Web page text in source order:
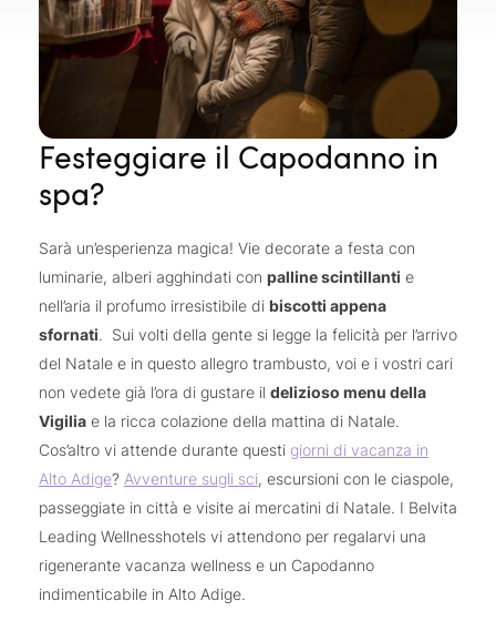
Festeggiare il Capodanno in
spa?
Sarà un’esperienza magica! Vie decorate a festa con
luminarie, alberi agghindati con palline scintillanti e
nell’aria il profumo irresistibile di biscotti appena
sfornati. Sui volti della gente si legge la felicità per l’arrivo
del Natale e in questo allegro trambusto, voi e i vostri cari
non vedete già l’ora di gustare il delizioso menu della
Vigilia e la ricca colazione della mattina di Natale.
Cos’altro vi attende durante questi giorni di vacanza in
Alto Adige? Avventure sugli sci, escursioni con le ciaspole,
passeggiate in città e visite ai mercatini di Natale. I Belvita
Leading Wellnesshotels vi attendono per regalarvi una
rigenerante vacanza wellness e un Capodanno
indimenticabile in Alto Adige.